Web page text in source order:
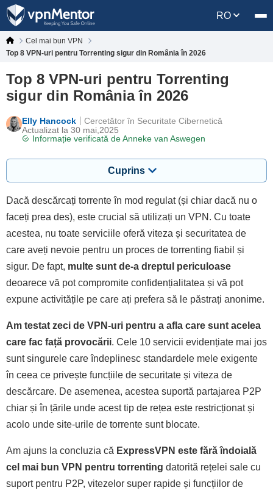
RO
Cel mai bun VPN
Top 8 VPN-uri pentru Torrenting sigur din România în 2026
Top 8 VPN-uri pentru Torrenting
sigur din România în 2026
Elly Hancock
Actualizat la 30 mai,2025
Informație verificată de Anneke van Aswegen
Cercetător în Securitate Cibernetică
Cuprins
Dacă descărcați torrente în mod regulat (și chiar dacă nu o
faceți prea des), este crucial să utilizați un VPN. Cu toate
acestea, nu toate serviciile oferă viteza și securitatea de
care aveți nevoie pentru un proces de torrenting fiabil și
sigur. De fapt, multe sunt de-a dreptul periculoase
deoarece vă pot compromite confidențialitatea și vă pot
expune activitățile pe care ați prefera să le păstrați anonime.
Am testat zeci de VPN-uri pentru a afla care sunt acelea
care fac față provocării. Cele 10 servicii evidențiate mai jos
sunt singurele care îndeplinesc standardele mele exigente
în ceea ce privește funcțiile de securitate și viteza de
descărcare. De asemenea, acestea suportă partajarea P2P
chiar și în țările unde acest tip de rețea este restricționat și
acolo unde site-urile de torrente sunt blocate.
Am ajuns la concluzia că ExpressVPN este fără îndoială
cel mai bun VPN pentru torrenting datorită rețelei sale cu
suport pentru P2P, vitezelor super rapide și funcțiilor de